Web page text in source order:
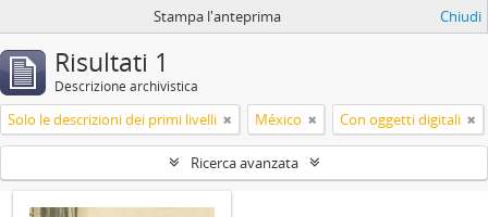
Stampa l'anteprima Chiudi
Risultati 1
Descrizione archivistica
Solo le descrizioni dei primi livelli México Con oggetti digitali
Ricerca avanzata